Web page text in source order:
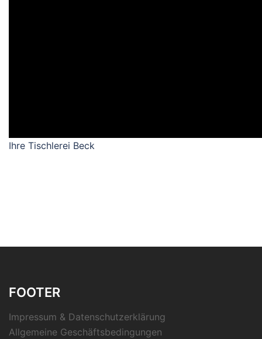
Ihre Tischlerei Beck
FOOTER
Impressum & Datenschutzerklärung
Allgemeine Geschäftsbedingungen